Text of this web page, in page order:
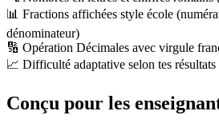
📊 Fractions affichées style école
dénominateur)
🔢 Opération Décimales avec virgule
📈 Difficulté adaptative selon tes résultats
Conçu pour les